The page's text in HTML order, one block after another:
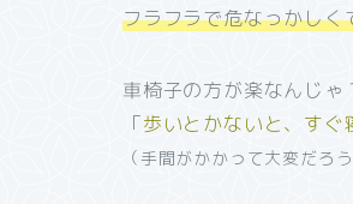
フラフラで危なっかし
車椅子の方が楽なんじ
「歩いとかないと、すぐ
（手間がかかって大変だろ